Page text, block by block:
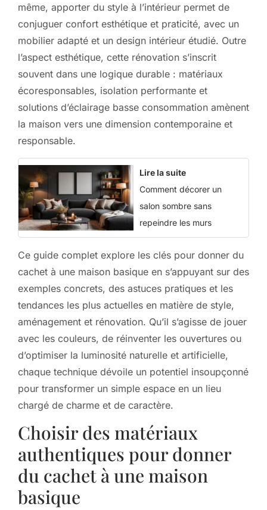
même, apporter du style à l’intérieur permet de
conjuguer confort esthétique et praticité, avec un
mobilier adapté et un design intérieur étudié. Outre
l’aspect esthétique, cette rénovation s’inscrit
souvent dans une logique durable : matériaux
écoresponsables, isolation performante et
solutions d’éclairage basse consommation amènent
la maison vers une dimension contemporaine et
responsable.
Lire la suite
Comment décorer un
salon sombre sans
repeindre les murs
Ce guide complet explore les clés pour donner du
cachet à une maison basique en s’appuyant sur des
exemples concrets, des astuces pratiques et les
tendances les plus actuelles en matière de style,
aménagement et rénovation. Qu’il s’agisse de jouer
avec les couleurs, de réinventer les ouvertures ou
d’optimiser la luminosité naturelle et artificielle,
chaque technique dévoile un potentiel insoupçonné
pour transformer un simple espace en un lieu
chargé de charme et de caractère.
Choisir des matériaux
authentiques pour donner
du cachet à une maison
basique